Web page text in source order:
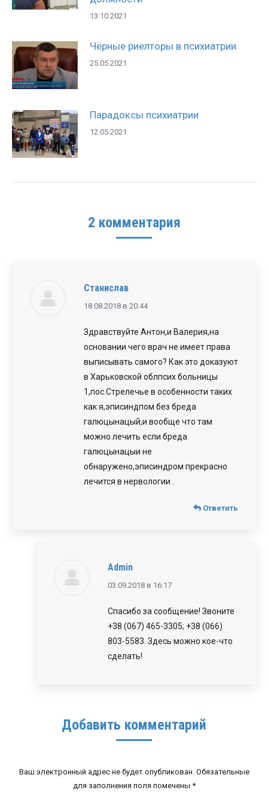
13.10.2021
Чёрные риелторы в психиатрии
25.05.2021
Парадоксы психиатрии
12.05.2021
2 комментария
Станислав
говорит:
18.08.2018 в 20:44
Здравствуйте Антон,и Валерия,на
основании чего врач не имеет права
выписывать самого? Как это доказуют
в Харьковской облпсих больницы
1,пос.Стрелечье в особенности таких
как я,эписиндпом без бреда
галюцынацый,и вообще что там
можно лечить если бреда
галюцынацыи не
обнаружено,эписиндром прекрасно
лечится в нервологии .
Ответить
Admin
говорит:
03.09.2018 в 16:17
Спасибо за сообщение! Звоните
+38 (067) 465-3305; +38 (066)
803-5583. Здесь можно кое-что
сделать!
Добавить комментарий
Ваш электронный адрес не будет опубликован. Обязательные
для заполнения поля помечены *